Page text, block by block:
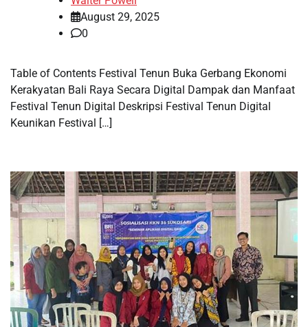
August 29, 2025
0
Table of Contents Festival Tenun Buka Gerbang Ekonomi
Kerakyatan Bali Raya Secara Digital Dampak dan Manfaat
Festival Tenun Digital Deskripsi Festival Tenun Digital
Keunikan Festival […]